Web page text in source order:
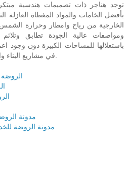
توجد هناجر ذات تصميمات هندسية
بأفضل الخامات والمواد المغطاة العازلة
الخارجية من رياح وامطار وحرارة الشمس
ومواصفات عالية الجودة تطابق وتلائم
باستغلالها للمساحات الكبيرة دون وجود
في مشاريع البناء والتشييد السريع والمؤقت.
مدونة
مدونة الروضة